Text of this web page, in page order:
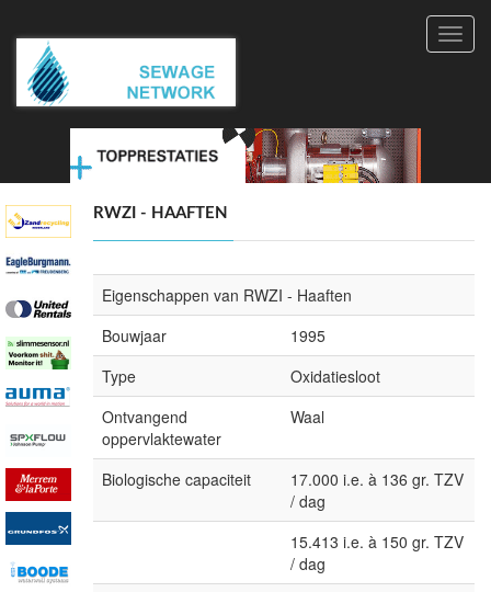
RWZI - HAAFTEN
Eigenschappen van RWZI - Haaften
Bouwjaar
1995
Type
Oxidatiesloot
Ontvangend
oppervlaktewater
Waal
Biologische capaciteit
17.000 i.e. à 136 gr. TZV
/ dag
15.413 i.e. à 150 gr. TZV
/ dag